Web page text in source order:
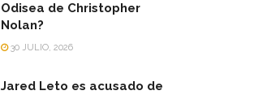
Odisea de Christopher
Nolan?
30 JULIO, 2026
Jared Leto es acusado de